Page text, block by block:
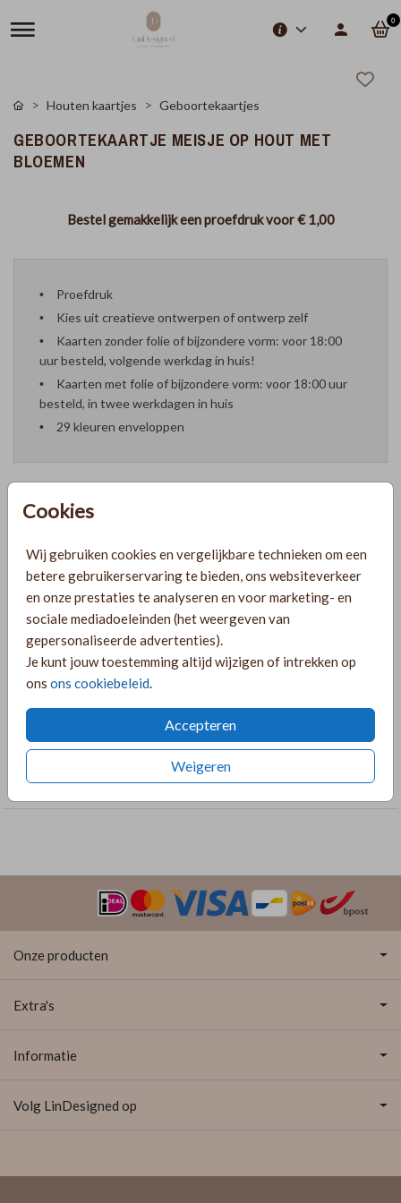
0
Cookies
Wij gebruiken cookies en vergelijkbare technieken om een
betere gebruikerservaring te bieden, ons websiteverkeer
en onze prestaties te analyseren en voor marketing- en
sociale mediadoeleinden (het weergeven van
gepersonaliseerde advertenties).
Je kunt jouw toestemming altijd wijzigen of intrekken op
ons ons cookiebeleid.
Accepteren
Weigeren
Houten kaartjes Geboortekaartjes
GEBOORTEKAARTJE MEISJE OP HOUT MET
BLOEMEN
Bestel gemakkelijk een proefdruk voor€ 1,00
Proefdruk
Kies uit creatieve ontwerpen of ontwerp zelf
Kaarten zonder folie of bijzondere vorm: voor 18:00
uur besteld, volgende werkdag in huis!
Kaarten met folie of bijzondere vorm: voor 18:00 uur
besteld, in twee werkdagen in huis
29 kleuren enveloppen
PRODUCTINFORMATIE
OMSCHRIJVING
Lief geboortekaartje voor een meisje op hout met
roestkleur en bloemen.
COLLECTIE
Geboortekaartjes
Onze producten
Extra's
Informatie
Volg LinDesigned op